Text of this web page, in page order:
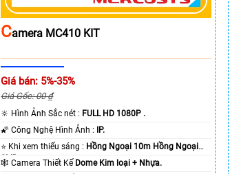
CAmera MC410 KIT
Giá bán: 5%-35%
Giá Gốc: 00 ₫
🔆 Hình Ảnh Sắc nét : FULL HD 1080P .
🌠 Công Nghệ Hình Ảnh : IP.
⭐ Khi xem thiếu sáng : Hồng Ngoại 10m Hồng Ngoại
SMD.🕸️ Camera Thiết Kế Dome Kim loại + Nhựa.